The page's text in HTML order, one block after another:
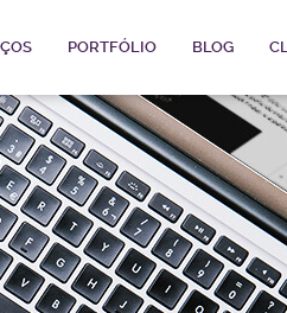
PORTFÓLIO BLOG